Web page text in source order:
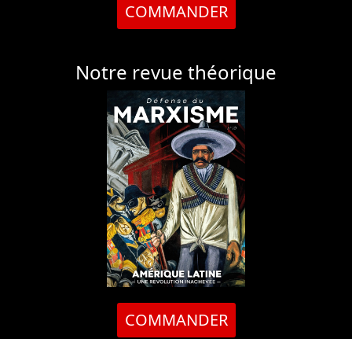
COMMANDER
Notre revue théorique
COMMANDER